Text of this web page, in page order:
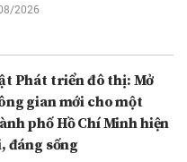
2026
Phát triển đô thị: Mở
gian mới cho một
phố Hồ Chí Minh hiện
đáng sống